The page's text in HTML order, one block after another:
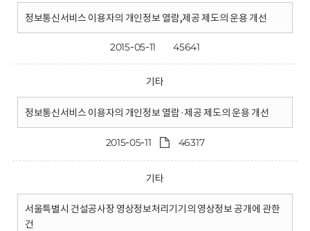
정보통신서비스 이용자의 개인정보 열람,제공 제도의 운용 개선
2015-05-11 45641
기타
정보통신서비스 이용자의 개인정보 열람·제공 제도의 운용 개선
2015-05-11 46317
기타
서울특별시 건설공사장 영상정보처리기기의 영상정보 공개에 관한
건